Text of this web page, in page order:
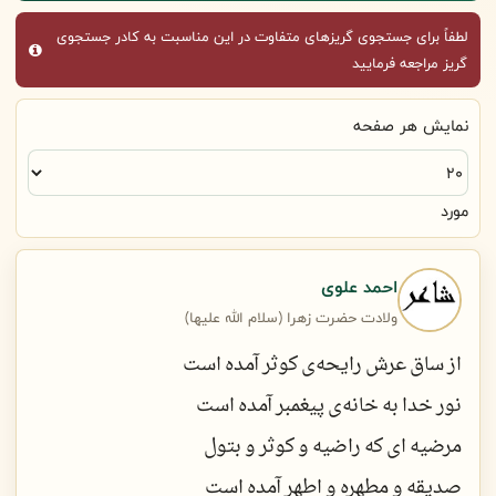
لطفاً برای جستجوی گریزهای متفاوت در این مناسبت به کادر جستجوی
گریز مراجعه فرمایید
نمایش هر صفحه
مورد
احمد علوی
ولادت حضرت زهرا (سلام الله علیها)
از ساق عرش رایحه‌ی کوثر آمده است
نور خدا به خانه‌ی پیغمبر آمده است
مرضیه ای که راضیه و کوثر و بتول
صدیقه و مطهره و اطهر آمده است